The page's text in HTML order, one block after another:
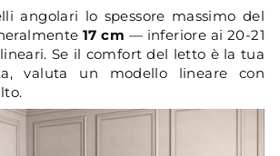
angolari lo spessore massimo del
17 cm — inferiore ai 20-21
Se il comfort del letto è la tua
valuta un modello lineare con